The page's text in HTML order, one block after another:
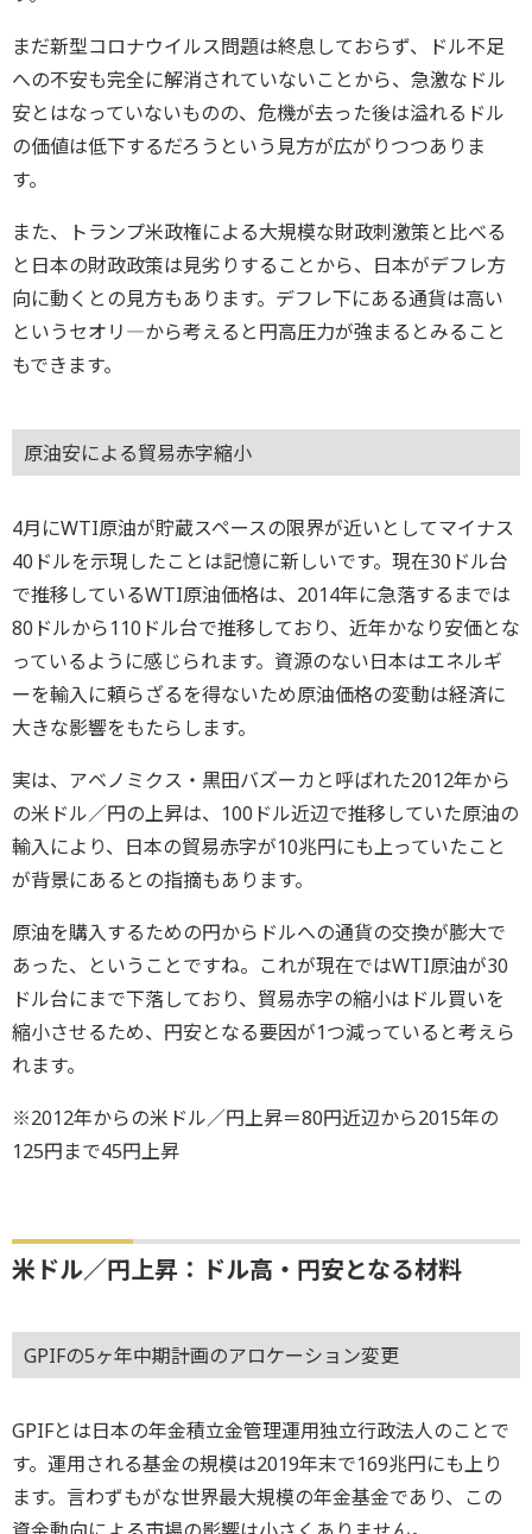
まだ新型コロナウイルス問題は終息しておらず、ドル不足
への不安も完全に解消されていないことから、急激なドル
安とはなっていないものの、危機が去った後は溢れるドル
の価値は低下するだろうという見方が広がりつつありま
す。
また、トランプ米政権による大規模な財政刺激策と比べる
と日本の財政政策は見劣りすることから、日本がデフレ方
向に動くとの見方もあります。デフレ下にある通貨は高い
というセオリ―から考えると円高圧力が強まるとみること
もできます。
原油安による貿易赤字縮小
4月にWTI原油が貯蔵スペースの限界が近いとしてマイナス
40ドルを示現したことは記憶に新しいです。現在30ドル台
で推移しているWTI原油価格は、2014年に急落するまでは
80ドルから110ドル台で推移しており、近年かなり安価とな
っているように感じられます。資源のない日本はエネルギ
ーを輸入に頼らざるを得ないため原油価格の変動は経済に
大きな影響をもたらします。
実は、アベノミクス・黒田バズーカと呼ばれた2012年から
の米ドル／円の上昇は、100ドル近辺で推移していた原油の
輸入により、日本の貿易赤字が10兆円にも上っていたこと
が背景にあるとの指摘もあります。
原油を購入するための円からドルへの通貨の交換が膨大で
あった、ということですね。これが現在ではWTI原油が30
ドル台にまで下落しており、貿易赤字の縮小はドル買いを
縮小させるため、円安となる要因が1つ減っていると考えら
れます。
※2012年からの米ドル／円上昇＝80円近辺から2015年の
125円まで45円上昇
米ドル／円上昇：ドル高・円安となる材料
GPIFの5ヶ年中期計画のアロケーション変更
GPIFとは日本の年金積立金管理運用独立行政法人のことで
す。運用される基金の規模は2019年末で169兆円にも上り
ます。言わずもがな世界最大規模の年金基金であり、この